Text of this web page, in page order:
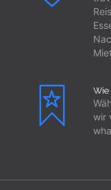
Wie
wir